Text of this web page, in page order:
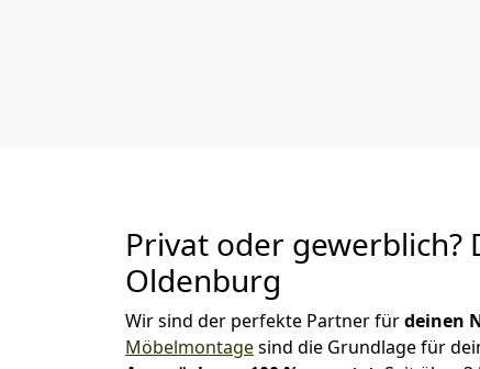
Privat oder gewerblich?
Oldenburg
Wir sind der perfekte Partner fürdeinen
Möbelmontagesind die Grundlage für